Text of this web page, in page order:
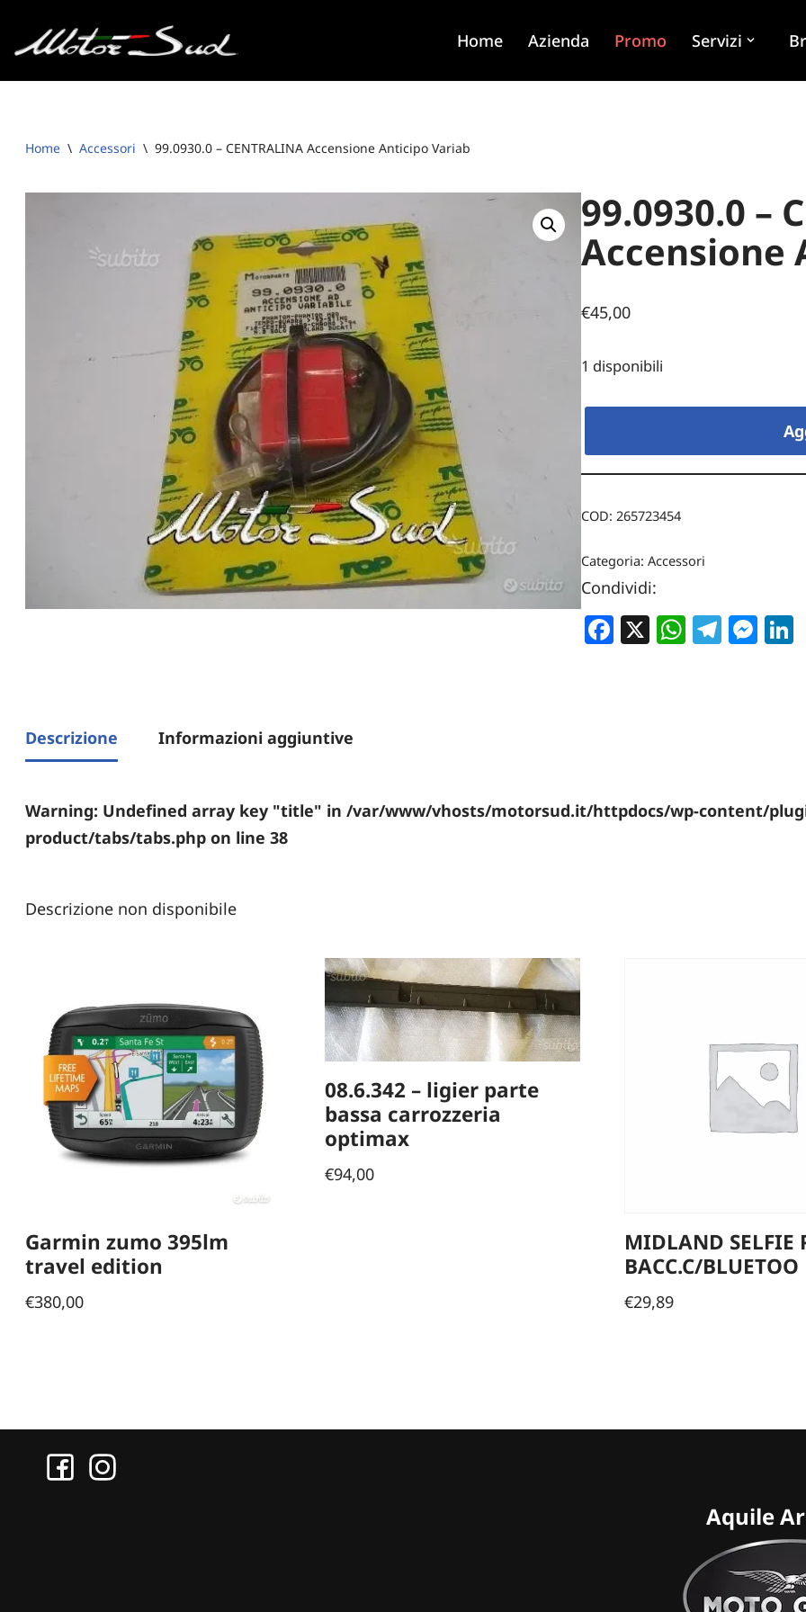
Vai
al
Home Azienda Promo Servizi
Home \ Accessori \ 99.0930.0 – CENTRALINA Accensione Anticipo Variab
99.0930.0 –
Accensione
€45,00
1 disponibili
COD: 265723454
Categoria:Accessori
Condividi:
Facebook
X WhatsApp
Descrizione Informazioni aggiuntive
Warning: Undefined array key "title" in/var/www/vhosts/motorsud.it/httpdocs/wp-content/
product/tabs/tabs.php on line38
Descrizione non disponibile
Garmin zumo 395lm
travel edition
€380,00
08.6.342 – ligier parte
bassa carrozzeria
optimax
€94,00
MIDLAND SELFIE
BACC.C/BLUETOO
€29,89
Aquile